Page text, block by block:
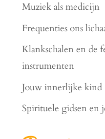
Muziek als medicijn
Frequenties ons
Klankschalen en de
instrumenten
Jouw innerlijke kind
Spirituele gidsen en